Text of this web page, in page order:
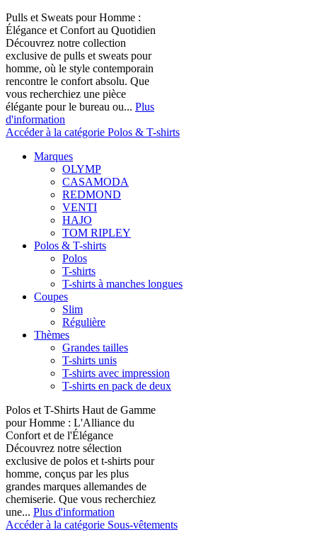
Pulls et Sweats pour Homme :
Élégance et Confort au Quotidien
Découvrez notre collection
exclusive de pulls et sweats pour
homme, où le style contemporain
rencontre le confort absolu. Que
vous recherchiez une pièce
élégante pour le bureau ou... Plus
d'information
Accéder à la catégorie Polos & T-shirts
Marques
OLYMP
CASAMODA
REDMOND
VENTI
HAJO
TOM RIPLEY
Polos & T-shirts
Polos
T-shirts
T-shirts à manches longues
Coupes
Slim
Régulière
Thèmes
Grandes tailles
T-shirts unis
T-shirts avec impression
T-shirts en pack de deux
Polos et T-Shirts Haut de Gamme
pour Homme : L'Alliance du
Confort et de l'Élégance
Découvrez notre sélection
exclusive de polos et t-shirts pour
homme, conçus par les plus
grandes marques allemandes de
chemiserie. Que vous recherchiez
une... Plus d'information
Accéder à la catégorie Sous-vêtements